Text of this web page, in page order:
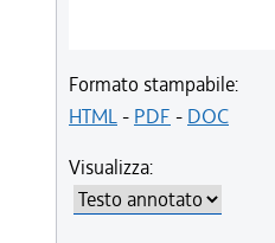
Formato stampabile:
HTML- PDF - DOC
Visualizza: